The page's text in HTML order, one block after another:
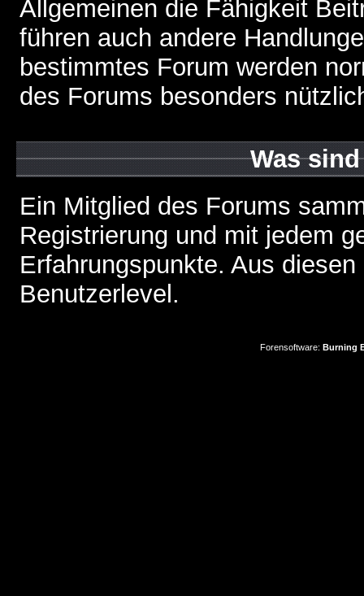
Allgemeinen die Fähigkeit
führen auch andere
bestimmtes Forum werden
des Forums besonders
Was
Ein Mitglied des Forums
Registrierung und mit jedem
Erfahrungspunkte. Aus
Benutzerlevel.
Forensoftware: Burning